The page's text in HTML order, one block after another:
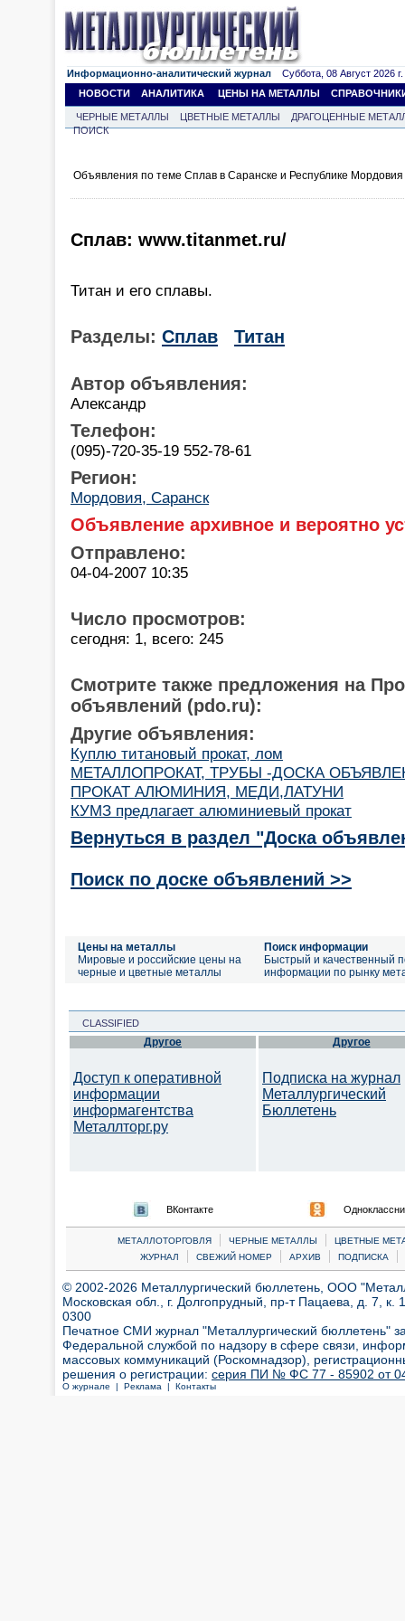
Информационно-аналитический журнал Суббота, 08 Август 2026 г.
НОВОСТИ
АНАЛИТИКА ЦЕНЫ НА МЕТАЛЛЫ
ЧЕРНЫЕ МЕТАЛЛЫ ЦВЕТНЫЕ МЕТАЛЛЫ
ДРАГОЦЕННЫЕ
ПОИСК
Объявления по теме Сплав в Саранске и Республике
Сплав: www.titanmet.ru/
Титан и его сплавы.
Разделы: Сплав Титан
Автор объявления:
Александр
Телефон:
(095)-720-35-19 552-78-61
Регион:
Мордовия, Саранск
Объявление архивное и вероятно
Отправлено:
04-04-2007 10:35
Число просмотров:
сегодня: 1, всего: 245
Смотрите также предложения на
объявлений (pdo.ru):
Другие объявления:
Куплю титановый прокат, лом
МЕТАЛЛОПРОКАТ, ТРУБЫ -ДОСКА
ПРОКАТ АЛЮМИНИЯ, МЕДИ,ЛАТУНИ
КУМЗ предлагает алюминиевый прокат
Вернуться в раздел "Доска
Поиск по доске объявлений >>
Цены на металлы
Мировые и российские цены на
черные и цветные металлы
Поиск информации
Быстрый и качественный
информации по рынку
CLASSIFIED
Другое
Доступ к оперативной
информации
информагентства
Металлторг.ру
Другое
Подписка на журнал
Металлургический
Бюллетень
ВКонтакте
МЕТАЛЛОТОРГОВЛЯ | ЧЕРНЫЕ МЕТАЛЛЫ |
ЦВЕТНЫЕ
ЖУРНАЛ
| СВЕЖИЙ НОМЕР | АРХИВ | ПОДПИСКА |
© 2002-2026 Металлургический бюллетень, ООО
Московская обл., г. Долгопрудный, пр-т Пацаева, д. 7,
0300
Печатное СМИ журнал "Металлургический бюллетень"
Федеральной службой по надзору в сфере связи,
массовых коммуникаций (Роскомнадзор),
решения о регистрации: серия ПИ № ФС 77 - 85902 от 04
О журнале | Реклама | Контакты